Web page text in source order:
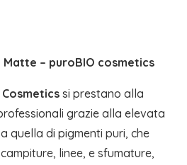
– puroBIO cosmetics
si prestano alla
grazie alla elevata
quella di pigmenti puri, che
linee, e sfumature,